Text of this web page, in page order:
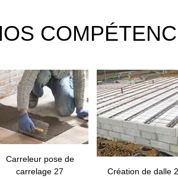
Carreleur pose de
carrelage 27
Création de dalle